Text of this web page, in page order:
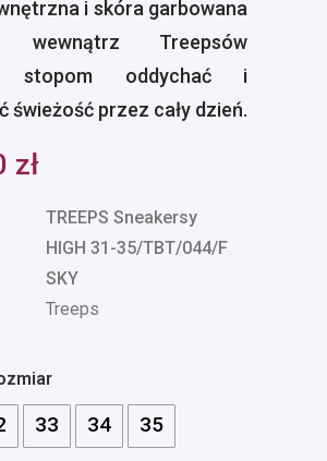
i skóra garbowana
wewnątrz Treepsów
stopom oddychać i
świeżość przez cały dzień.
zł
TREEPS Sneakersy
HIGH 31-35/TBT/044/F
SKY
Treeps
33 34 35